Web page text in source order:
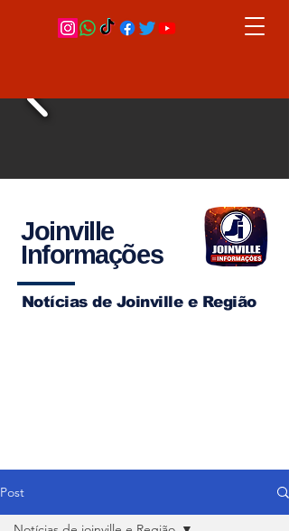
Joinville
Informações
Notícias de Joinville e Região
Post